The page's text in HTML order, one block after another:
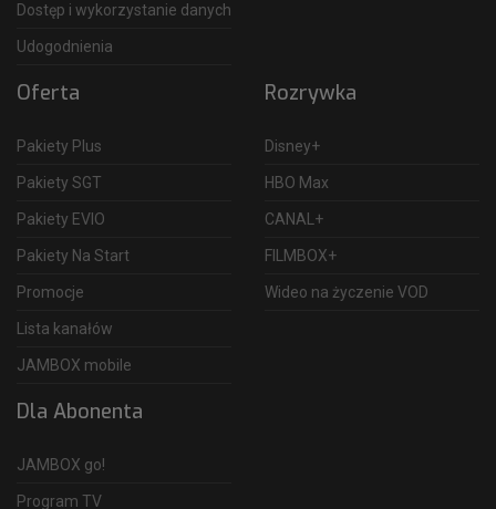
Dostęp i wykorzystanie danych
Udogodnienia
Oferta
Pakiety Plus
Pakiety SGT
Pakiety EVIO
Pakiety Na Start
Promocje
Lista kanałów
JAMBOX mobile
Rozrywka
Disney+
HBO Max
CANAL+
FILMBOX+
Wideo na życzenie VOD
Dla Abonenta
JAMBOX go!
Program TV